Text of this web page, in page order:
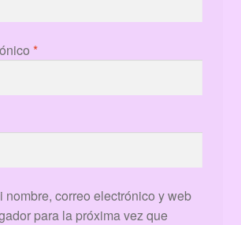
*
nombre, correo electrónico y web
para la próxima vez que